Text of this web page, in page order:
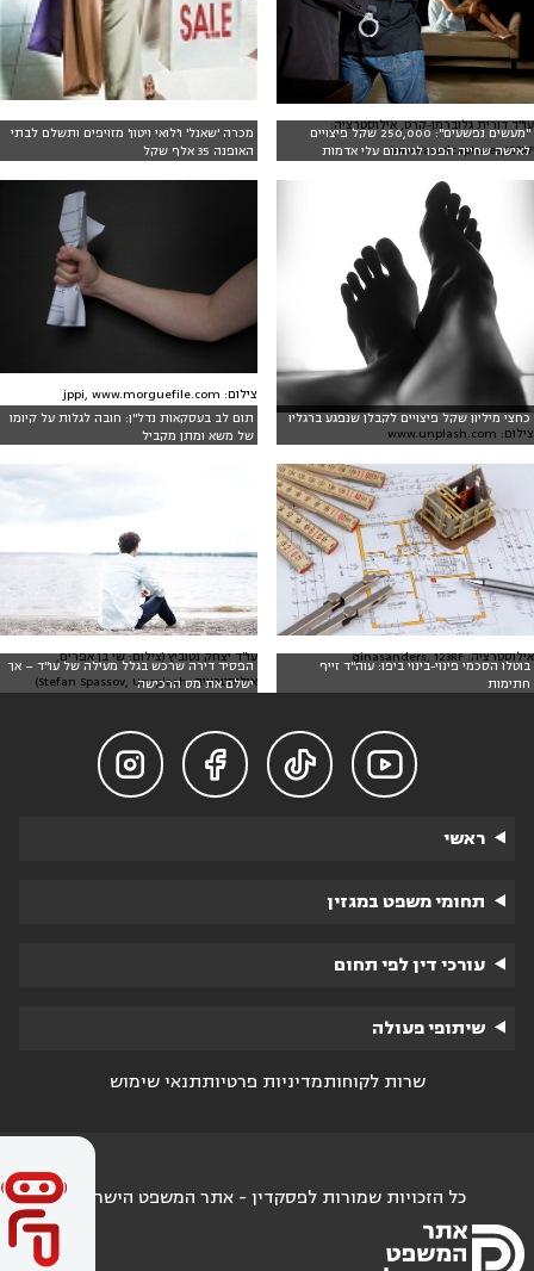
"מעשים נפשעים": 250,000 שקל פיצויים
לאישה שחייה הפכו לגיהנום עלי אדמות
עו"ד דורית גלוברמן-קרט, אילוסטרציה:
innovatedcaptures,123RF
מכרה 'שאנל' ו'לואי ויטון' מזויפים ותשלם לבתי
האופנה 35 אלף שקל
כחצי מיליון שקל פיצויים לקבלן שנפגע ברגליו
צילום: www.unplash.com
תום לב בעסקאות נדל"ן: חובה לגלות על קיומו
של משא ומתן מקביל
צילום: jppi, www.morguefile.com
בוטלו הסכמי פינוי-בינוי ביפו: עוה"ד זייף
חתימות
אילוסטרציה: ginasanders, 123RF
הפסיד דירה שרכש בגלל מעילה של עו"ד – אך
ישלם את מס הרכישה
עו"ד יצחק נטוביץ (צילום: שי בן אפרים,
אילוסטרציה: Stefan Spassov, Unsplash)




ראשי
תחומי משפט במגזין
עורכי דין לפי תחום
שיתופי פעולה
שרות לקוחותמדיניות פרטיותתנאי שימוש
כל הזכויות שמורות לפסקדין - אתר המשפט הישראלי